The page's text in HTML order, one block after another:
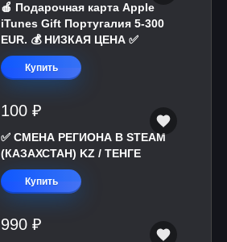
🍎 Подарочная карта Apple
iTunes Gift Португалия 5-300
EUR. 💰 НИЗКАЯ ЦЕНА ✅
Купить
100 ₽
✅ СМЕНА РЕГИОНА В STEAM
(КАЗАХСТАН) KZ / ТЕНГЕ
Купить
990 ₽